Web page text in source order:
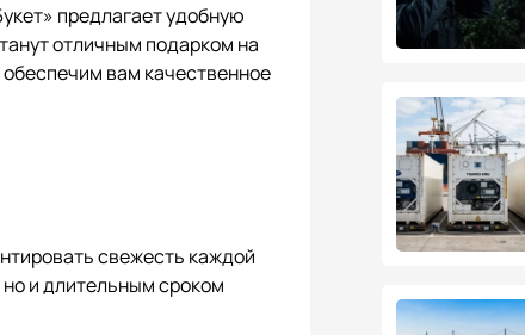
предлагает удобную
отличным подарком на
вам качественное
свежесть каждой
и длительным сроком